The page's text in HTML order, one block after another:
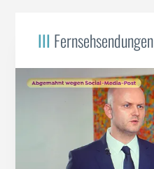
III Fernsehsendungen